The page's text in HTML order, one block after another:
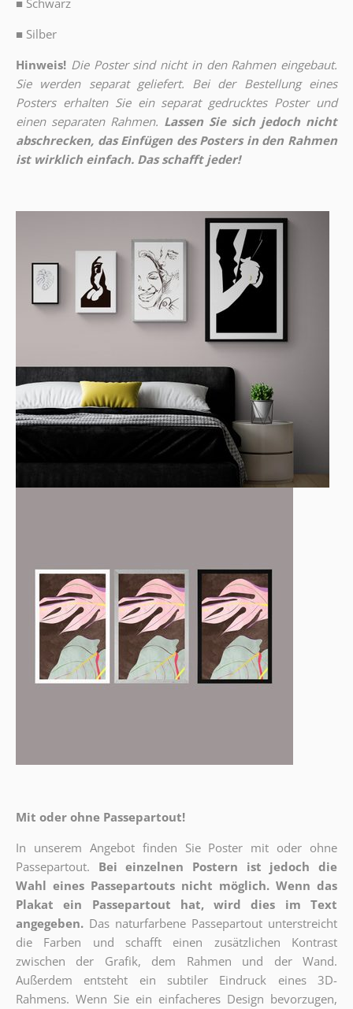
■ Schwarz
■ Silber
Hinweis! Die Poster sind nicht in den Rahmen eingebaut.
Sie werden separat geliefert. Bei der Bestellung eines
Posters erhalten Sie ein separat gedrucktes Poster und
einen separaten Rahmen. Lassen Sie sich jedoch nicht
abschrecken, das Einfügen des Posters in den Rahmen
ist wirklich einfach. Das schafft jeder!
Mit oder ohne Passepartout!
In unserem Angebot finden Sie Poster mit oder ohne
Passepartout.
Bei einzelnen Postern ist jedoch die
Wahl eines Passepartouts nicht möglich. Wenn das
Plakat ein Passepartout hat, wird dies im Text
angegeben. Das naturfarbene Passepartout unterstreicht
die Farben und schafft einen zusätzlichen Kontrast
zwischen der Grafik, dem Rahmen und der Wand.
Außerdem entsteht ein subtiler Eindruck eines 3D-
Rahmens. Wenn Sie ein einfacheres Design bevorzugen,